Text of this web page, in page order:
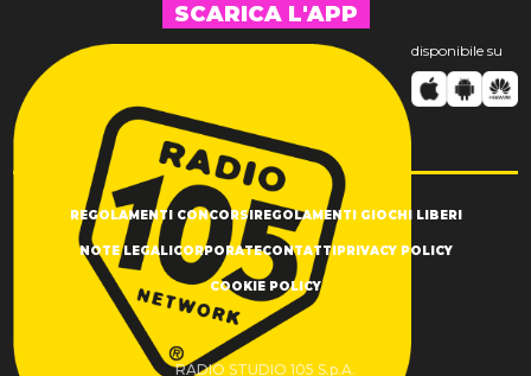
SCARICA L'APP
disponibile su
REGOLAMENTI CONCORSI REGOLAMENTI GIOCHI LIBERI
NOTE LEGALI CORPORATECONTATTI PRIVACY POLICY
COOKIE POLICY
RADIO STUDIO 105 S.p.A.